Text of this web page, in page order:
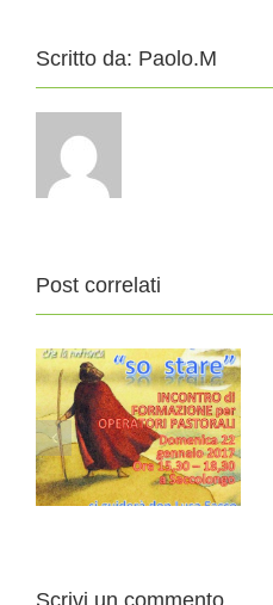
Scritto da: Paolo.M
Post correlati